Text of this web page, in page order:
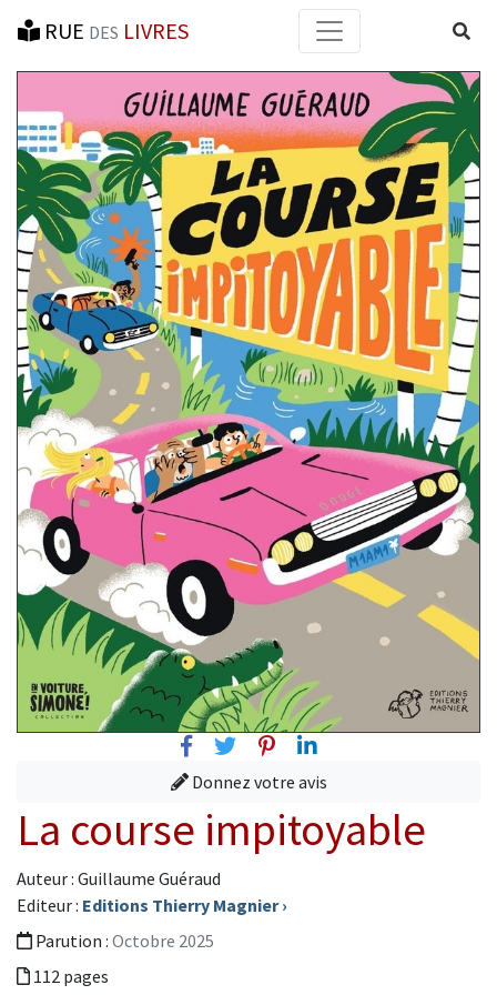
RUE DES LIVRES
FacebookTwitterPinterest
Linkedin
Donnez votre avis
La course impitoyable
Auteur : Guillaume Guéraud
Editeur : Editions Thierry Magnier›
Parution : Octobre 2025
112 pages